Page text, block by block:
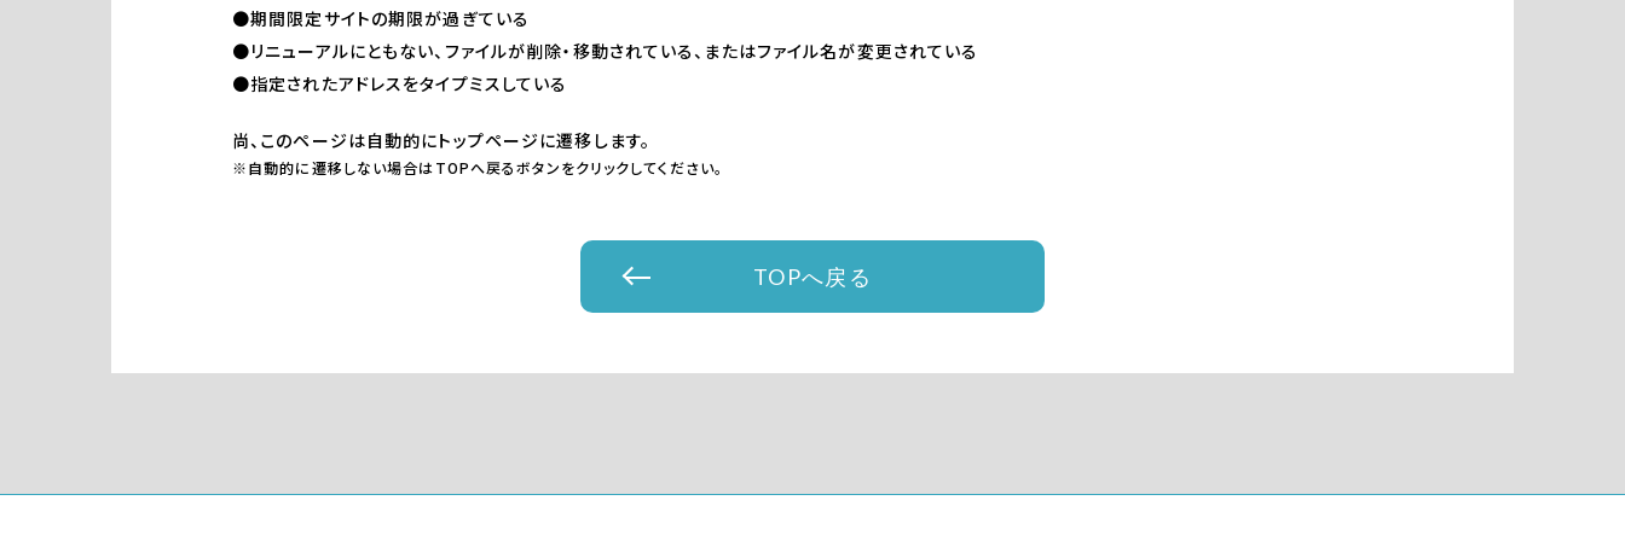
●期間限定サイトの期限が過ぎている
●リニューアルにともない、ファイルが削除・移動されている、またはファイル名が変更されている
●指定されたアドレスをタイプミスしている
尚、このページは自動的にトップページに遷移します。
※自動的に遷移しない場合はTOPへ戻るボタンをクリックしてください。
TOPへ戻る